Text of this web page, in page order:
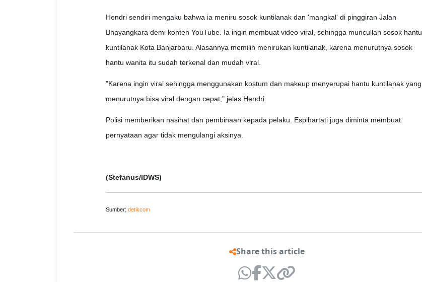
Hendri sendiri mengaku bahwa ia meniru sosok kuntilanak dan 'mangkal' di pinggiran Jalan
Bhayangkara demi konten YouTube. Ia ingin membuat video viral, sehingga muncullah sosok hantu
kuntilanak Kota Banjarbaru. Alasannya memilih menirukan kuntilanak, karena menurutnya sosok
hantu wanita itu sudah terkenal dan mudah viral.
"Karena ingin viral sehingga menggunakan kostum dan makeup menyerupai hantu kuntilanak yang
menurutnya bisa viral dengan cepat," jelas Hendri.
Polisi memberikan nasihat dan pembinaan kepada pelaku. Espihartati juga diminta membuat
pernyataan agar tidak mengulangi aksinya.
(Stefanus/IDWS)
Sumber: detikcom
Share this article